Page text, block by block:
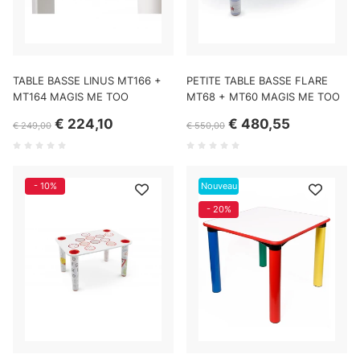
TABLE BASSE LINUS MT166 +
MT164 MAGIS ME TOO
€ 249,00 € 224,10
PETITE TABLE BASSE FLARE
MT68 + MT60 MAGIS ME TOO
€ 550,00 € 480,55
- 10% Nouveau
- 20%